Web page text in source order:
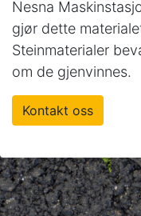
Nesna
gjør dette
Steinmaterialer
om de gjenvinnes.
Kontakt oss